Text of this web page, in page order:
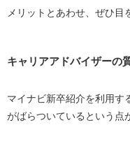
メリットとあわせ、ぜひ目
キャリアアドバイザーの
マイナビ新卒紹介を利用す
がばらついているという点